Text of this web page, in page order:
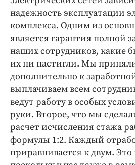
надежность эксплуатации
комплекса. Одним из
является гарантия полной
наших сотрудников, какие
их ни настигли. Мы
дополнительно к
выплачиваем всем
ведут работу в особых
руки. Второе, что мы
расчет исчисления стажа
формулы 1:2. Каждый
приравнивается к двум. Это